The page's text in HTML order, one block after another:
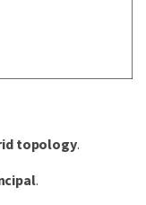
topology.
.